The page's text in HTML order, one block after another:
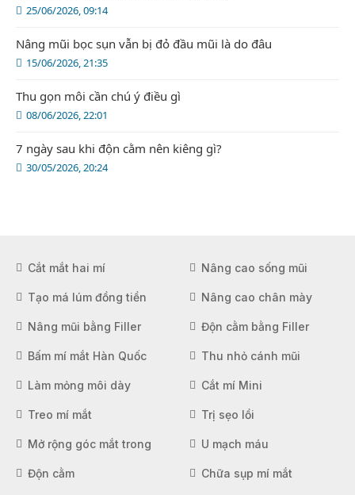
25/06/2026, 09:14
15/06/2026, 21:35
Nâng mũi bọc sụn vẫn bị đỏ đầu mũi là do đâu
08/06/2026, 22:01
Thu gọn môi cần chú ý điều gì
30/05/2026, 20:24
7 ngày sau khi độn cằm nên kiêng gì?
Cắt mắt hai mí Nâng cao sống mũi
Tạo má lúm đồng tiền Nâng cao chân mày
Nâng mũi bằng Filler Độn cằm bằng Filler
Bấm mí mắt Hàn Quốc Thu nhỏ cánh mũi
Làm mỏng môi dày Cắt mí Mini
Treo mí mắt Trị sẹo lồi
Mở rộng góc mắt trong U mạch máu
Độn cằm Chữa sụp mí mắt